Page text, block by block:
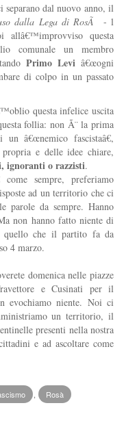
separano dal nuovo anno, il
dalla Lega di RosÃ - l
allâ€™improvviso questa
comunale un membro
Primo Leviâ€œogni
di colpo in un passato
questa infelice uscita
follia: non Ã¨ la prima
â€œnemico fascistaâ€,
e delle idee chiare,
ignoranti o razzisti.
sempre, preferiamo
ad un territorio che ci
parole da sempre. Hanno
non hanno fatto niente di
quello che il partito fa da
4 marzo.
domenica nelle piazze
e Cusinati per il
evochiamo niente. Noi ci
un territorio, il
presenti nella nostra
e ad ascoltare come
Rosà